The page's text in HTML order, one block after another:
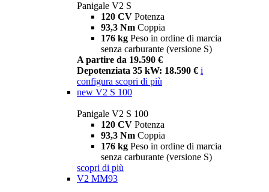
Panigale V2 S
120 CV Potenza
93,3 Nm Coppia
176 kg Peso in ordine di marcia
senza carburante (versione S)
A partire da 19.590 €
Depotenziata 35 kW: 18.590 € i
configura scopri di più
new V2 S 100
Panigale V2 S 100
120 CV Potenza
93,3 Nm Coppia
176 kg Peso in ordine di marcia
senza carburante (versione S)
scopri di più
V2 MM93